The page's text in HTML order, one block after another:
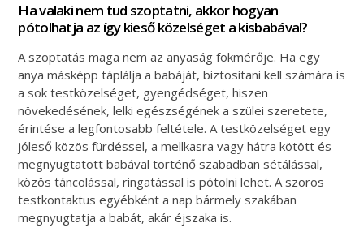
Ha valaki nem tud szoptatni, akkor hogyan
pótolhatja az így kieső közelséget a kisbabával?
A szoptatás maga nem az anyaság fokmérője. Ha egy
anya másképp táplálja a babáját, biztosítani kell számára is
a sok testközelséget, gyengédséget, hiszen
növekedésének, lelki egészségének a szülei szeretete,
érintése a legfontosabb feltétele. A testközelséget egy
jóleső közös fürdéssel, a mellkasra vagy hátra kötött és
megnyugtatott babával történő szabadban sétálással,
közös táncolással, ringatással is pótolni lehet. A szoros
testkontaktus egyébként a nap bármely szakában
megnyugtatja a babát, akár éjszaka is.